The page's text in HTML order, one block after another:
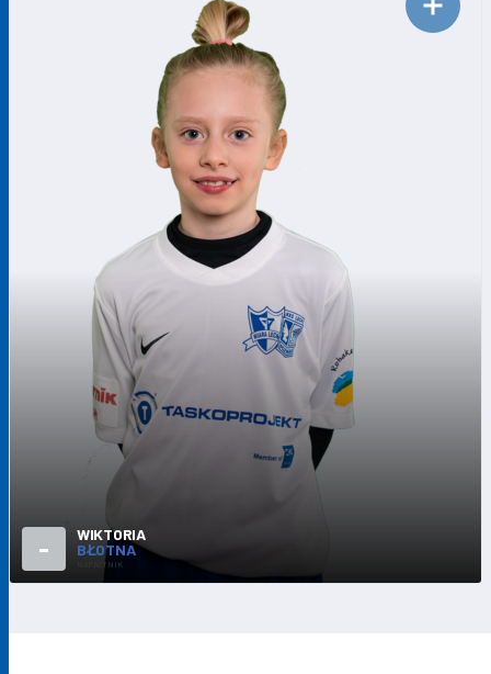
-
WIKTORIA
BŁOTNA
NAPASTNIK